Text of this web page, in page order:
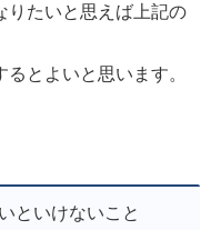
りたいと思えば上記の
とよいと思います。
といけないこと